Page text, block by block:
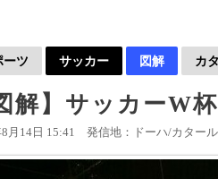
ーツ サッカー 図解 カ
解】サッカーW
月14日 15:41 発信地：ドーハ/カタール